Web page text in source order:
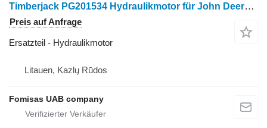
Timberjack PG201534 Hydraulikmotor für John Deere 1270D Harvester
Preis auf Anfrage
Ersatzteil - Hydraulikmotor
Litauen, Kazlų Rūdos
Fomisas UAB company